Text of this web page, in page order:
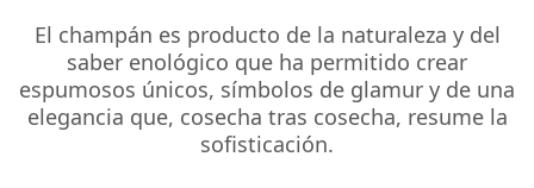
El champán es producto de la naturaleza y del
saber enológico que ha permitido crear
espumosos únicos, símbolos de glamur y de una
elegancia que, cosecha tras cosecha, resume la
sofisticación.